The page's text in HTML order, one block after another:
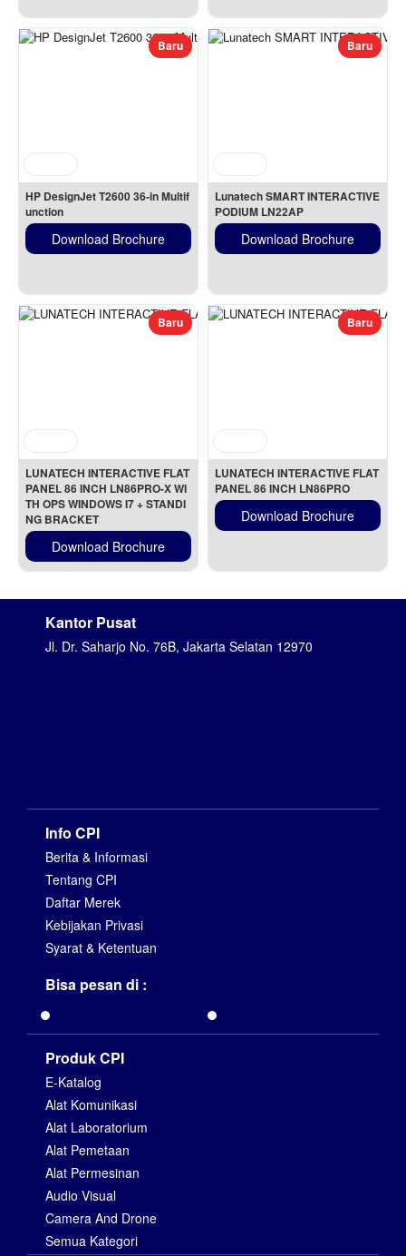
Baru
HP DesignJet T2600 36-in Multif
unction
Download Brochure
Baru
Lunatech SMART INTERACTIVE
PODIUM LN22AP
Download Brochure
Baru
LUNATECH INTERACTIVE FLAT
PANEL 86 INCH LN86PRO-X WI
TH OPS WINDOWS I7 + STANDI
NG BRACKET
Download Brochure
Baru
LUNATECH INTERACTIVE FLAT
PANEL 86 INCH LN86PRO
Download Brochure
Kantor Pusat
Jl. Dr. Saharjo No. 76B, Jakarta Selatan 12970
Info CPI
Berita & Informasi
Tentang CPI
Daftar Merek
Kebijakan Privasi
Syarat & Ketentuan
Bisa pesan di :
Produk CPI
E-Katalog
Alat Komunikasi
Alat Laboratorium
Alat Pemetaan
Alat Permesinan
Audio Visual
Camera And Drone
Semua Kategori